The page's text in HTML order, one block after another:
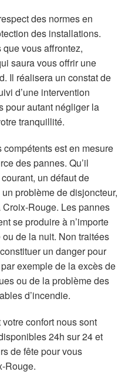
des normes en
des installations.
vous affrontez,
saura vous offrir une
Il réalisera un constat de
d’une intervention
pour autant négliger la
tranquillité.
compétents est en mesure
des pannes. Qu’il
un défaut de
problème de disjoncteur,
Rouge. Les pannes
se produire à n’importe
de la nuit. Non traitées
un danger pour
exemple de la excès de
ou de la problème des
d’incendie.
confort nous sont
24h sur 24 et
de fête pour vous
Rouge.